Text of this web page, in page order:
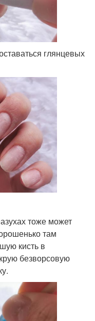
глянцевых
тоже может
там
кисть в
безворсовую